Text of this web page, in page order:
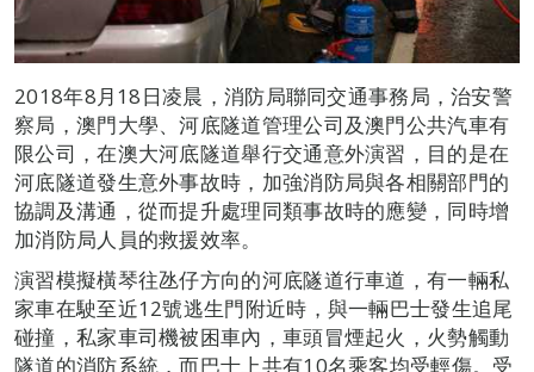
2018年8月18日凌晨，消防局聯同交通事務局，治安警
察局，澳門大學、河底隧道管理公司及澳門公共汽車有
限公司，在澳大河底隧道舉行交通意外演習，目的是在
河底隧道發生意外事故時，加強消防局與各相關部門的
協調及溝通，從而提升處理同類事故時的應變，同時增
加消防局人員的救援效率。
演習模擬橫琴往氹仔方向的河底隧道行車道，有一輛私
家車在駛至近12號逃生門附近時，與一輛巴士發生追尾
碰撞，私家車司機被困車內，車頭冒煙起火，火勢觸動
隧道的消防系統，而巴士上共有10名乘客均受輕傷。受